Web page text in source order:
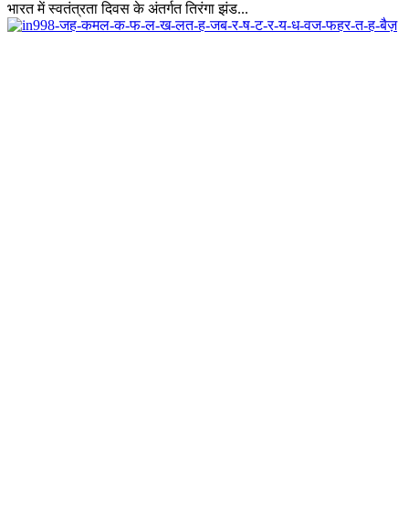
भारत में स्वतंत्रता दिवस के अंतर्गत तिरंगा झंड...